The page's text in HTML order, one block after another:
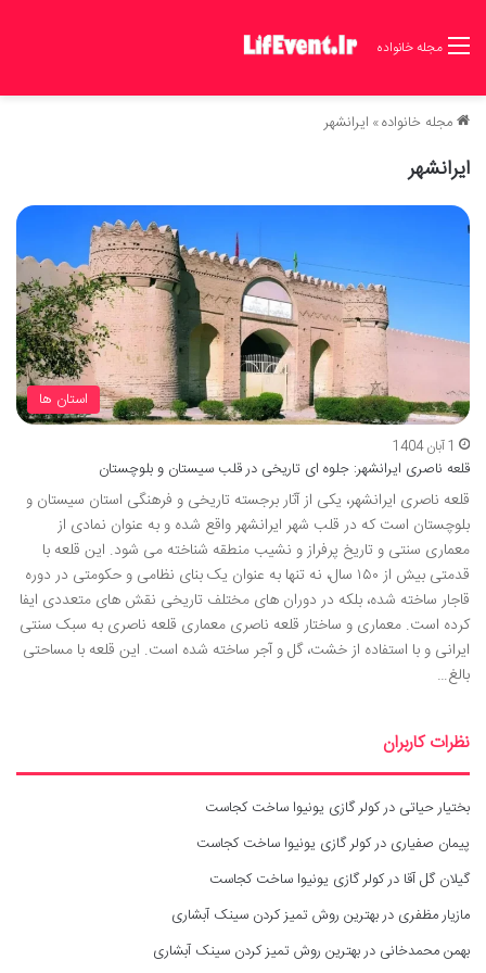
مجله خانواده
مجله خانواده» ایرانشهر
ایرانشهر
استان ها
1 آبان 1404
قلعه ناصری ایرانشهر: جلوه ای تاریخی در قلب سیستان و بلوچستان
قلعه ناصری ایرانشهر، یکی از آثار برجسته تاریخی و فرهنگی استان سیستان و
بلوچستان است که در قلب شهر ایرانشهر واقع شده و به عنوان نمادی از
معماری سنتی و تاریخ پرفراز و نشیب منطقه شناخته می شود. این قلعه با
قدمتی بیش از ۱۵۰ سال، نه تنها به عنوان یک بنای نظامی و حکومتی در دوره
قاجار ساخته شده، بلکه در دوران های مختلف تاریخی نقش های متعددی ایفا
کرده است. معماری و ساختار قلعه ناصری معماری قلعه ناصری به سبک سنتی
ایرانی و با استفاده از خشت، گل و آجر ساخته شده است. این قلعه با مساحتی
بالغ…
نظرات کاربران
بختیار حیاتی درکولر گازی یونیوا ساخت کجاست
پیمان صفیاری درکولر گازی یونیوا ساخت کجاست
گیلان گل آقا درکولر گازی یونیوا ساخت کجاست
مازیار مظفری دربهترین روش تمیز کردن سینک آبشاری
بهمن محمدخانی دربهترین روش تمیز کردن سینک آبشاری